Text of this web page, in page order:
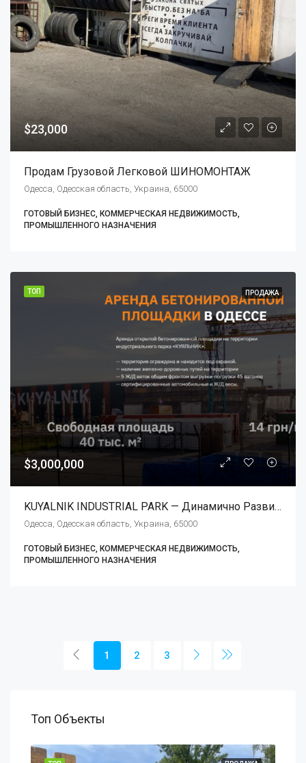
$23,000
Продам Грузовой Легковой ШИНОМОНТАЖ
Одесса, Одесская область, Украина, 65000
ГОТОВЫЙ БИЗНЕС, КОММЕРЧЕСКАЯ НЕДВИЖИМОСТЬ,
ПРОМЫШЛЕННОГО НАЗНАЧЕНИЯ
ТОП ПРОДАЖА
$3,000,000
KUYALNIK INDUSTRIAL PARK — Динамично Развивающийся Проект Индустриального Парка Типа Brownfield В Одессе.
Одесса, Одесская область, Украина, 65000
ГОТОВЫЙ БИЗНЕС, КОММЕРЧЕСКАЯ НЕДВИЖИМОСТЬ,
ПРОМЫШЛЕННОГО НАЗНАЧЕНИЯ
1 2 3
Топ Объекты